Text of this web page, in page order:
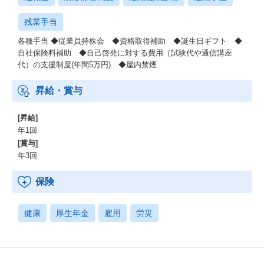
※初期配属は、マーケティング営業部門内の「代理店営業職」とI
Tデジタル・オペレーション部門内の「保険事務職」が主な先と想
定しています。
その他配属先については、候補者様の専門性やポテンシャルから
総合的な判断のもと打診させていただくことがあります。
残業手当
各種手当 ◆従業員持株会 ◆資格取得補助 ◆誕生日ギフト ◆
自社保険料補助 ◆自己啓発に対する費用（試験代や通信講座
代）の支援制度(年間5万円) ◆屋内禁煙
昇給・賞与
[昇給]
年1回
[賞与]
年3回
保険
健康 厚生年金 雇用 労災